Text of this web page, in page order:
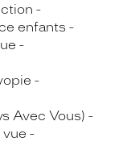
enfants
Avec Vous)